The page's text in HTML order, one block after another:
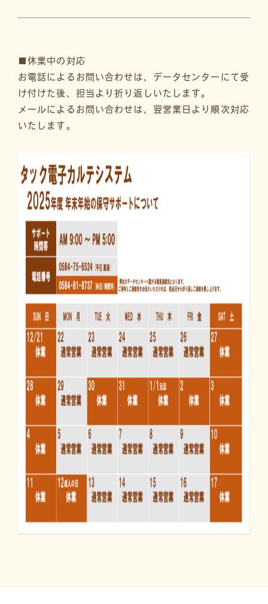
■休業中の対応
お電話によるお問い合わせは、データセンターにて受
け付けた後、担当より折り返しいたします。
メールによるお問い合わせは、翌営業日より順次対応
いたします。